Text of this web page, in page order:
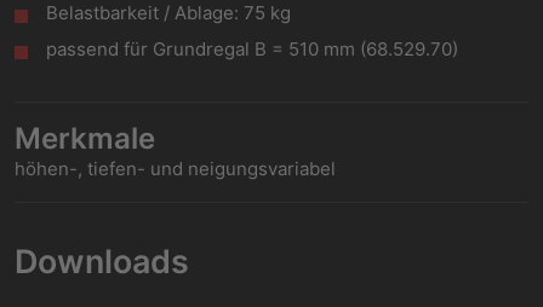
Belastbarkeit / Ablage: 75 kg
passend für Grundregal B = 510 mm (68.529.70)
Merkmale
höhen-, tiefen- und neigungsvariabel
Downloads